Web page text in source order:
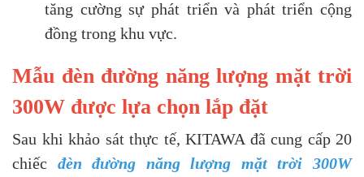
tăng cường sự phát triển và phát triển cộng
đồng trong khu vực.
Mẫu đèn đường năng lượng mặt trời
300W được lựa chọn lắp đặt
Sau khi khảo sát thực tế, KITAWA đã cung cấp 20
chiếc đèn đường năng lượng mặt trời 300W